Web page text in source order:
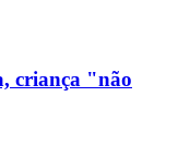
criança "não